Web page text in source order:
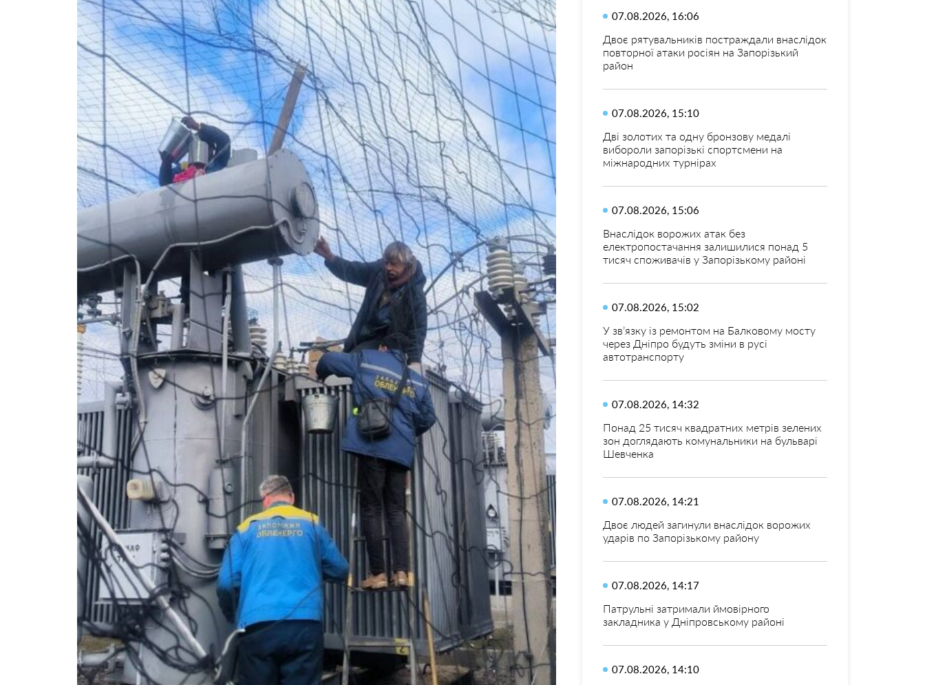
07.08.2026, 16:06
Двоє рятувальників постраждали внаслідок
повторної атаки росіян на Запорізький
район
07.08.2026, 15:10
Дві золотих та одну бронзову медалі
вибороли запорізькі спортсмени на
міжнародних турнірах
07.08.2026, 15:06
Внаслідок ворожих атак без
електропостачання залишилися понад 5
тисяч споживачів у Запорізькому районі
07.08.2026, 15:02
У зв’язку із ремонтом на Балковому мосту
через Дніпро будуть зміни в русі
автотранспорту
07.08.2026, 14:32
Понад 25 тисяч квадратних метрів зелених
зон доглядають комунальники на бульварі
Шевченка
07.08.2026, 14:21
Двоє людей загинули внаслідок ворожих
ударів по Запорізькому району
07.08.2026, 14:17
Патрульні затримали ймовірного
закладника у Дніпровському районі
07.08.2026, 14:10